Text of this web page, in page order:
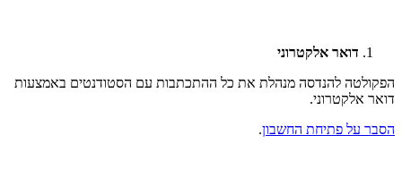
דואר אלקטרוני
הפקולטה להנדסה מנהלת את כל ההתכתבות עם הסטודנטים באמצעות
דואר אלקטרוני.
הסבר על פתיחת החשבון.